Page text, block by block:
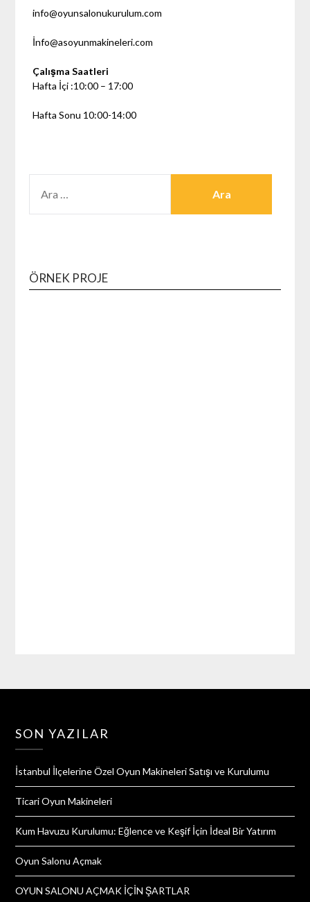
info@oyunsalonukurulum.com
İnfo@asoyunmakineleri.com
Çalışma Saatleri
Hafta İçi :10:00 – 17:00
Hafta Sonu 10:00-14:00
ÖRNEK PROJE
SON YAZILAR
İstanbul İlçelerine Özel Oyun Makineleri Satışı ve Kurulumu
Ticari Oyun Makineleri
Kum Havuzu Kurulumu: Eğlence ve Keşif İçin İdeal Bir Yatırım
Oyun Salonu Açmak
OYUN SALONU AÇMAK İÇİN ŞARTLAR